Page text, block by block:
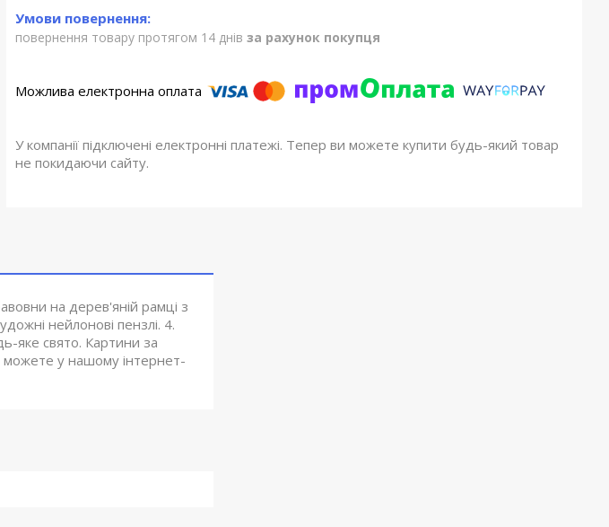
повернення товару протягом 14 днів за рахунок покупця
У компанії підключені електронні платежі. Тепер ви можете купити будь-який товар
не покидаючи сайту.
на дерев'яній рамці з
нейлонові пензлі. 4.
яке свято. Картини за
у нашому інтернет-